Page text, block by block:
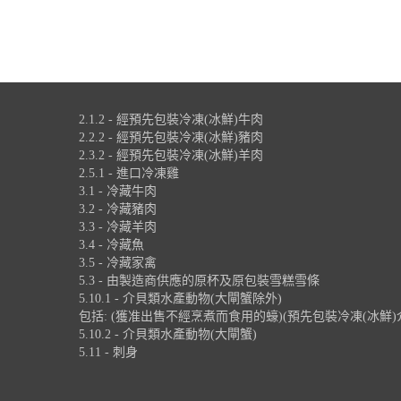
2.1.2 - 經預先包裝冷凍(冰鮮)牛肉
2.2.2 - 經預先包裝冷凍(冰鮮)豬肉
2.3.2 - 經預先包裝冷凍(冰鮮)羊肉
2.5.1 - 進口冷凍雞
3.1 - 冷藏牛肉
3.2 - 冷藏豬肉
3.3 - 冷藏羊肉
3.4 - 冷藏魚
3.5 - 冷藏家禽
5.3 - 由製造商供應的原杯及原包裝雪糕雪條
5.10.1 - 介貝類水產動物(大閘蟹除外)
包括: (獲准出售不經烹煮而食用的蠔)(預先包裝冷凍(冰鮮)
5.10.2 - 介貝類水產動物(大閘蟹)
5.11 - 刺身